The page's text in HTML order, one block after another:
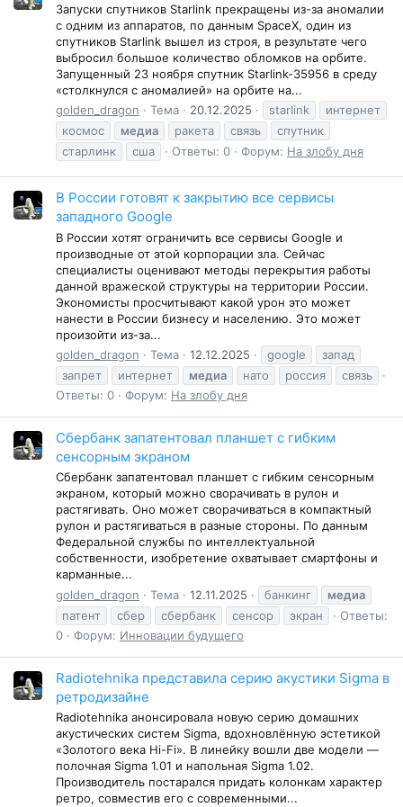
Запуски спутников Starlink прекращены из-за аномалии
с одним из аппаратов, по данным SpaceX, один из
спутников Starlink вышел из строя, в результате чего
выбросил большое количество обломков на орбите.
Запущенный 23 ноября спутник Starlink-35956 в среду
«столкнулся с аномалией» на орбите на...
golden_dragon
Тема 20.12.2025 starlink
интернет
космос
медиа ракета связь
спутник
старлинк
сша Ответы: 0 Форум: На злобу дня
В России готовят к закрытию все сервисы
западного Google
В России хотят ограничить все сервисы Google и
производные от этой корпорации зла. Сейчас
специалисты оценивают методы перекрытия работы
данной вражеской структуры на территории России.
Экономисты просчитывают какой урон это может
нанести в России бизнесу и населению. Это может
произойти из-за...
golden_dragon
Тема 12.12.2025 google
запад
запрет
интернет медиа нато россия
связь
Ответы: 0
Форум: На злобу дня
Сбербанк запатентовал планшет с гибким
сенсорным экраном
Сбербанк запатентовал планшет с гибким сенсорным
экраном, который можно сворачивать в рулон и
растягивать. Оно может сворачиваться в компактный
рулон и растягиваться в разные стороны. По данным
Федеральной службы по интеллектуальной
собственности, изобретение охватывает смартфоны и
карманные...
golden_dragon
Тема 12.11.2025 банкинг
медиа
патент
сбер сбербанк сенсор экран
Ответы:
0
Форум: Инновации будущего
Radiotehnika представила серию акустики Sigma в
ретродизайне
Radiotehnika анонсировала новую серию домашних
акустических систем Sigma, вдохновлённую эстетикой
«Золотого века Hi-Fi». В линейку вошли две модели —
полочная Sigma 1.01 и напольная Sigma 1.02.
Производитель постарался придать колонкам характер
ретро, совместив его с современными...